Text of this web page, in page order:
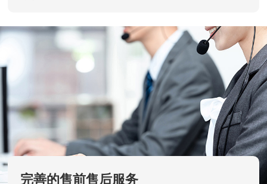
完善的售前售后服务
本公司免费上门调研，客户可以全程参与，服务人
性化；水处理设备以及配件齐全，物流价格优惠，交货
时间准时，并提供技术和服务指导，无售后烦恼。荣华
荣已成功为多家品牌企业且根据其不同行业的需求，设
计各种不同类型和规格的水处理设备及完成相关系统的